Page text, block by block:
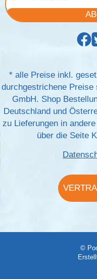
* alle Preise inkl.
durchgestrichene Preise
GmbH. Shop
Deutschland und
zu Lieferungen in
über die Seite
©